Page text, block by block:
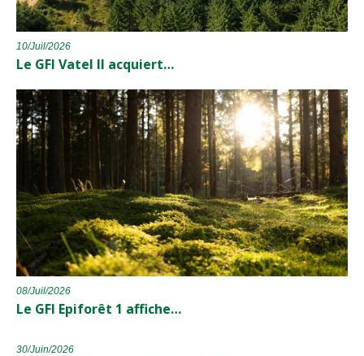
10/Juil/2026
Le GFI Vatel II acquiert…
08/Juil/2026
Le GFI Epiforêt 1 affiche…
30/Juin/2026